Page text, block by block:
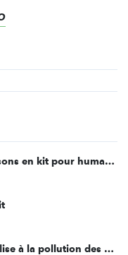
Emmaüs Solidarité propose des maisons en kit pour humaniser l'hébergement temporaire des personnes sans abri
La Marche contre les déchets sensibilise à la pollution des masques chirurgicaux